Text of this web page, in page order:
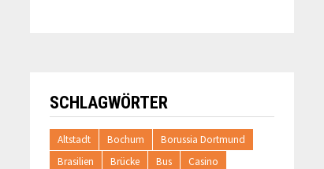
SCHLAGWÖRTER
Altstadt Bochum
Borussia Dortmund
Brasilien
Brücke Bus
Casino